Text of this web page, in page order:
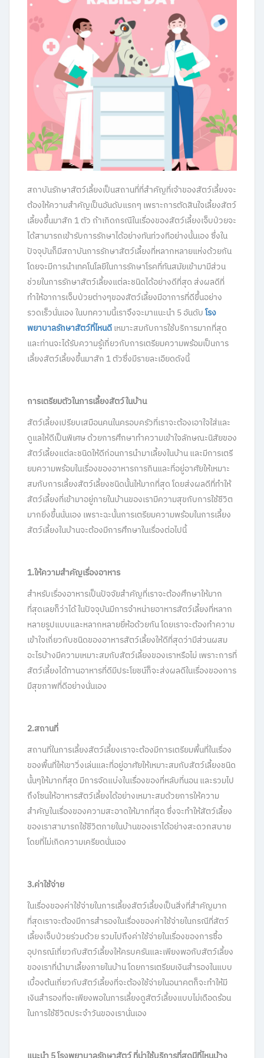
สถาบันรักษาสัตว์เลี้ยงเป็นสถานที่ที่สำคัญที่เจ้าของสัตว์เลี้ยงจะ
ต้องให้ความสำคัญเป็นอันดับแรกๆ เพราะการตัดสินใจเลี้ยงสัตว์
เลี้ยงขึ้นมาสัก 1 ตัว ถ้าเกิดกรณีในเรื่องของสัตว์เลี้ยงเจ็บป่วยจะ
ได้สามารถเข้ารับการรักษาได้อย่างทันท่วงทีอย่างนั้นเอง ซึ่งใน
ปัจจุบันก็มีสถาบันการรักษาสัตว์เลี้ยงที่หลากหลายแห่งด้วยกัน
โดยจะมีการนำเทคโนโลยีในการรักษาโรคที่ทันสมัยเข้ามามีส่วน
ช่วยในการรักษาสัตว์เลี้ยงแต่ละชนิดได้อย่างดีที่สุด ส่งผลดีที่
ทำให้อาการเจ็บป่วยต่างๆของสัตว์เลี้ยงมีอาการที่ดีขึ้นอย่าง
รวดเร็วนั่นเอง ในบทความนี้เราจึงจะมาแนะนำ 5 อันดับโรง
พยาบาลรักษาสัตว์ที่ไหนดีเหมาะสมกับการใช้บริการมากที่สุด
และท่านจะได้รับความรู้เกี่ยวกับการเตรียมความพร้อมเป็นการ
เลี้ยงสัตว์เลี้ยงขึ้นมาสัก 1 ตัวซึ่งมีรายละเอียดดังนี้
การเตรียมตัวในการเลี้ยงสัตว์ในบ้าน
สัตว์เลี้ยงเปรียบเสมือนคนในครอบครัวที่เราจะต้องเอาใจใส่และ
ดูแลให้ดีเป็นพิเศษ ด้วยการศึกษาทำความเข้าใจลักษณะนิสัยของ
สัตว์เลี้ยงแต่ละชนิดให้ดีก่อนการนำมาเลี้ยงในบ้าน และมีการเตรี
ยมความพร้อมในเรื่องของอาหารการกินและที่อยู่อาศัยให้เหมาะ
สมกับการเลี้ยงสัตว์เลี้ยงชนิดนั้นให้มากที่สุด โดยส่งผลดีที่ทำให้
สัตว์เลี้ยงที่เข้ามาอยู่ภายในบ้านของเรามีความสุขกับการใช้ชีวิต
มากยิ่งขึ้นนั่นเอง เพราะฉะนั้นการเตรียมความพร้อมในการเลี้ยง
สัตว์เลี้ยงในบ้านจะต้องมีการศึกษาในเรื่องต่อไปนี้
1.ให้ความสำคัญเรื่องอาหาร
สำหรับเรื่องอาหารเป็นปัจจัยสำคัญที่เราจะต้องศึกษาให้มาก
ที่สุดเลยก็ว่าได้ ในปัจจุบันมีการจำหน่ายอาหารสัตว์เลี้ยงที่หลาก
หลายรูปแบบและหลากหลายยี่ห้อด้วยกัน โดยเราจะต้องทำความ
เข้าใจเกี่ยวกับชนิดของอาหารสัตว์เลี้ยงให้ดีที่สุดว่ามีส่วนผสม
อะไรบ้างมีความเหมาะสมกับสัตว์เลี้ยงของเราหรือไม่ เพราะการที่
สัตว์เลี้ยงได้ทานอาหารที่ดีมีประโยชน์ก็จะส่งผลดีในเรื่องของการ
มีสุขภาพที่ดีอย่างนั่นเอง
2.สถานที่
สถานที่ในการเลี้ยงสัตว์เลี้ยงเราจะต้องมีการเตรียมพื้นที่ในเรื่อง
ของพื้นที่ให้เขาวิ่งเล่นและที่อยู่อาศัยให้เหมาะสมกับสัตว์เลี้ยงชนิด
นั้นๆให้มากที่สุด มีการจัดแบ่งในเรื่องของที่หลับที่นอน และรวมไป
ถึงโซนให้อาหารสัตว์เลี้ยงได้อย่างเหมาะสมด้วยการให้ความ
สำคัญในเรื่องของความสะอาดให้มากที่สุด ซึ่งจะทำให้สัตว์เลี้ยง
ของเราสามารถใช้ชีวิตภายในบ้านของเราได้อย่างสะดวกสบาย
โดยที่ไม่เกิดความเครียดนั่นเอง
3.ค่าใช้จ่าย
ในเรื่องของค่าใช้จ่ายในการเลี้ยงสัตว์เลี้ยงเป็นสิ่งที่สำคัญมาก
ที่สุดเราจะต้องมีการสำรองในเรื่องของค่าใช้จ่ายในกรณีที่สัตว์
เลี้ยงเจ็บป่วยร่วมด้วย รวมไปถึงค่าใช้จ่ายในเรื่องของการซื้อ
อุปกรณ์เกี่ยวกับสัตว์เลี้ยงให้ครบครันและเพียงพอกับสัตว์เลี้ยง
ของเราที่นำมาเลี้ยงภายในบ้าน โดยการเตรียมเงินสำรองในแบบ
เบื้องต้นเกี่ยวกับสัตว์เลี้ยงที่จะต้องใช้จ่ายในอนาคตก็จะทำให้มี
เงินสำรองที่จะเพียงพอในการเลี้ยงดูสัตว์เลี้ยงแบบไม่เดือดร้อน
ในการใช้ชีวิตประจำวันของเรานั่นเอง